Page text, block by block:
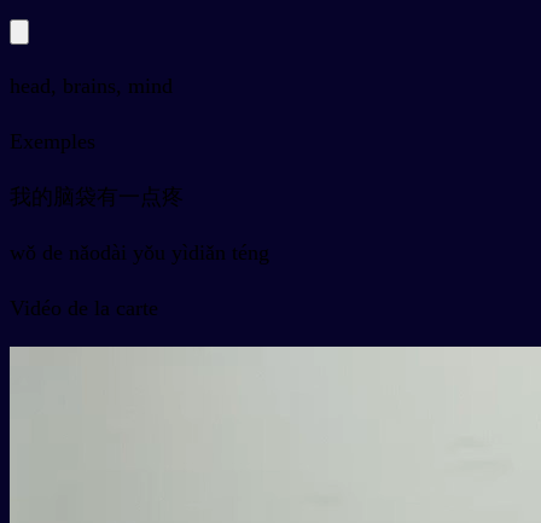
head, brains, mind
Exemples
我的脑袋有一点疼
wǒ de nǎodài yǒu yìdiǎn téng
Vidéo de la carte